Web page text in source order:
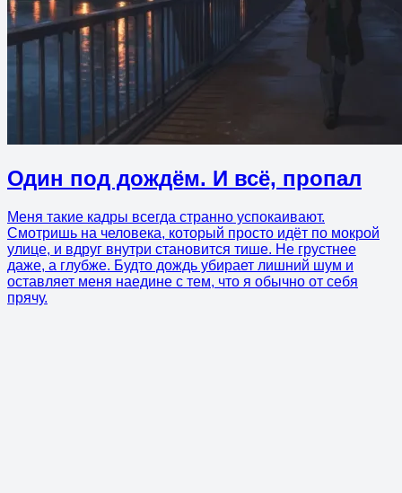
Один под дождём. И всё, пропал
Меня такие кадры всегда странно успокаивают.
Смотришь на человека, который просто идёт по мокрой
улице, и вдруг внутри становится тише. Не грустнее
даже, а глубже. Будто дождь убирает лишний шум и
оставляет меня наедине с тем, что я обычно от себя
прячу.